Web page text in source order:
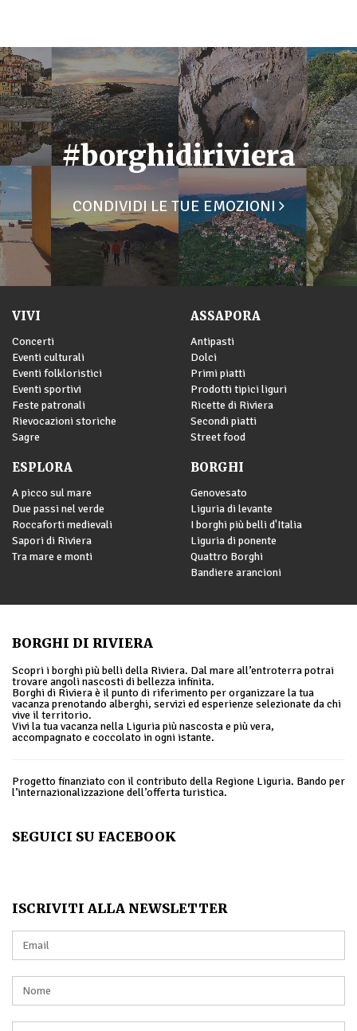
#borghidiriviera
CONDIVIDI LE TUE EMOZIONI
VIVI
Concerti
Eventi culturali
Eventi folkloristici
Eventi sportivi
Feste patronali
Rievocazioni storiche
Sagre
ASSAPORA
Antipasti
Dolci
Primi piatti
Prodotti tipici liguri
Ricette di Riviera
Secondi piatti
Street food
ESPLORA
A picco sul mare
Due passi nel verde
Roccaforti medievali
Sapori di Riviera
Tra mare e monti
BORGHI
Genovesato
Liguria di levante
I borghi più belli d'Italia
Liguria di ponente
Quattro Borghi
Bandiere arancioni
BORGHI DI RIVIERA
Scopri i borghi più belli della Riviera. Dal mare all’entroterra potrai
trovare angoli nascosti di bellezza infinita.
Borghi di Riviera è il punto di riferimento per organizzare la tua
vacanza prenotando alberghi, servizi ed esperienze selezionate da chi
vive il territorio.
Vivi la tua vacanza nella Liguria più nascosta e più vera,
accompagnato e coccolato in ogni istante.
Progetto finanziato con il contributo della Regione Liguria. Bando per
l’internazionalizzazione dell’offerta turistica.
SEGUICI SU FACEBOOK
ISCRIVITI ALLA NEWSLETTER